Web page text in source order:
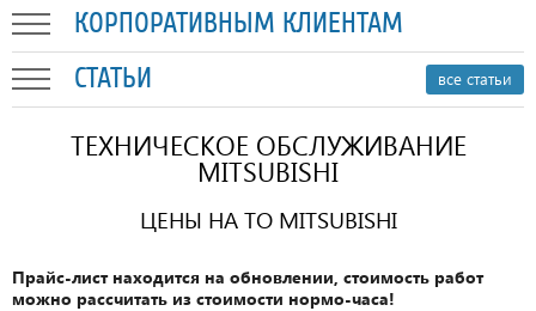
КОРПОРАТИВНЫМ КЛИЕНТАМ
СТАТЬИ
все статьи
ТЕХНИЧЕСКОЕ ОБСЛУЖИВАНИЕ
MITSUBISHI
ЦЕНЫ НА ТО MITSUBISHI
Прайс-лист находится на обновлении, стоимость работ
можно рассчитать из стоимости нормо-часа!